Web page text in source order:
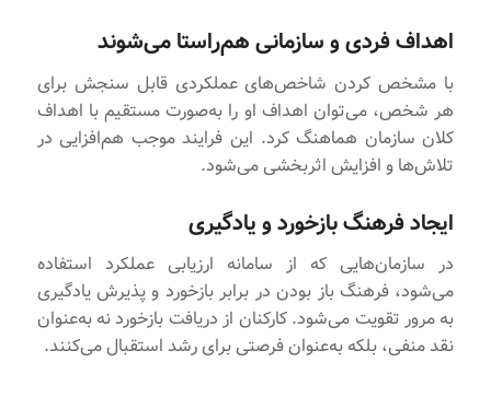
اهداف فردی و سازمانی هم‌راستا می‌شوند
با مشخص کردن شاخص‌های عملکردی قابل سنجش برای
هر شخص، می‌توان اهداف او را به‌صورت مستقیم با اهداف
کلان سازمان هماهنگ کرد. این فرایند موجب هم‌افزایی در
تلاش‌ها و افزایش اثربخشی می‌شود.
ایجاد فرهنگ بازخورد و یادگیری
در سازمان‌هایی که از سامانه ارزیابی عملکرد استفاده
می‌شود، فرهنگ باز بودن در برابر بازخورد و پذیرش یادگیری
به مرور تقویت می‌شود. کارکنان از دریافت بازخورد نه به‌عنوان
نقد منفی، بلکه به‌عنوان فرصتی برای رشد استقبال می‌کنند.